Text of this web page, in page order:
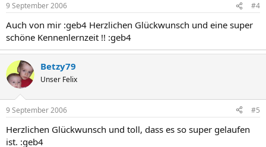
9 September 2006 #4
Auch von mir :geb4 Herzlichen Glückwunsch und eine super
schöne Kennenlernzeit !! :geb4
Betzy79
Unser Felix
9 September 2006 #5
Herzlichen Glückwunsch und toll, dass es so super gelaufen
ist. :geb4